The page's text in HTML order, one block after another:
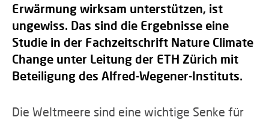
Erwärmung wirksam unterstützen, ist
ungewiss. Das sind die Ergebnisse eine
Studie in der Fachzeitschrift Nature Climate
Change unter Leitung der ETH Zürich mit
Beteiligung des Alfred-Wegener-Instituts.
Die Weltmeere sind eine wichtige Senke für